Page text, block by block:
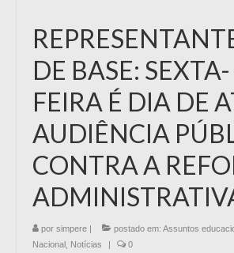
DE BASE: SEXTA-
FEIRA É DIA DE
AUDIÊNCIA
CONTRA A
por simpere postado em: Assuntos
Nacional
Notícias 0